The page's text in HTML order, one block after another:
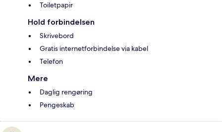
Toiletpapir
Hold forbindelsen
Skrivebord
Gratis internetforbindelse via kabel
Telefon
Mere
Daglig rengøring
Pengeskab